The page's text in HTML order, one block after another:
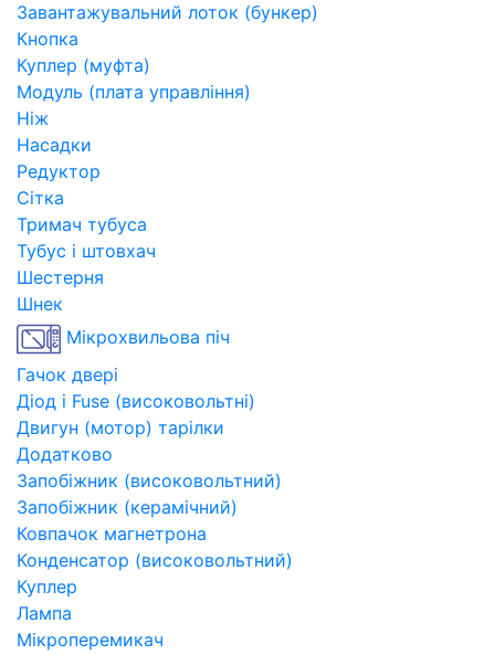
Завантажувальний лоток (бункер)
Кнопка
Куплер (муфта)
Модуль (плата управління)
Ніж
Насадки
Редуктор
Сітка
Тримач тубуса
Тубус і штовхач
Шестерня
Шнек
Мікрохвильова піч
Гачок двері
Діод і Fuse (високовольтні)
Двигун (мотор) тарілки
Додатково
Запобіжник (високовольтний)
Запобіжник (керамічний)
Ковпачок магнетрона
Конденсатор (високовольтний)
Куплер
Лампа
Мікроперемикач